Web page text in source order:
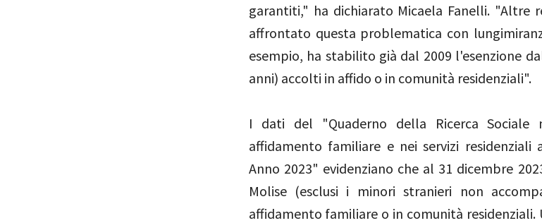
garantiti," ha dichiarato Micaela Fanelli. "Altre
affrontato questa problematica con
esempio, ha stabilito già dal 2009 l'esenzione
anni) accolti in affido o in comunità residenziali".
I dati del "Quaderno della Ricerca
affidamento familiare e nei servizi residenziali
Anno 2023" evidenziano che al 31 dicembre
Molise (esclusi i minori stranieri non
affidamento familiare o in comunità